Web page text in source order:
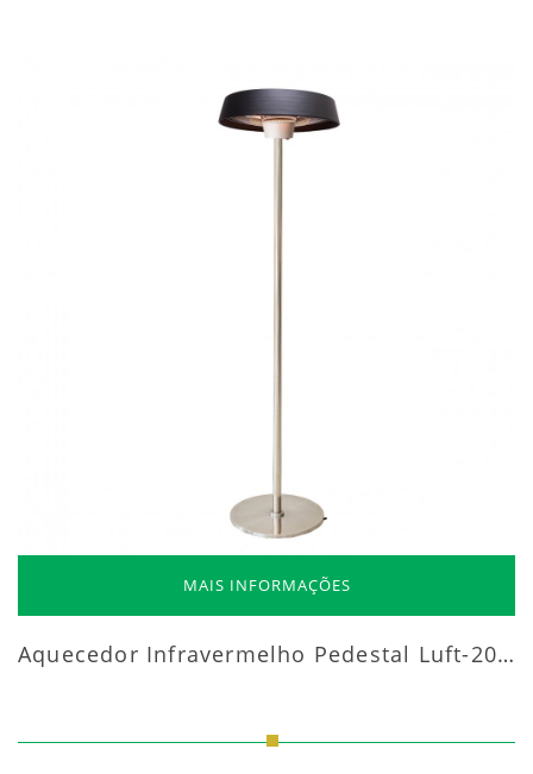
MAIS INFORMAÇÕES
Aquecedor Infravermelho Pedestal Luft-20000